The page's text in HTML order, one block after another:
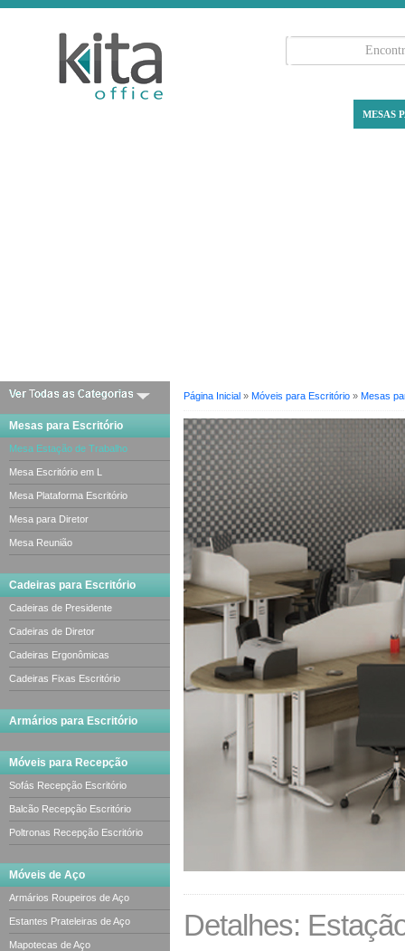
MESAS
Mesas para Escritório
Mesa Estação de Trabalho
Mesa Escritório em L
Mesa Plataforma Escritório
Mesa para Diretor
Mesa Reunião
Cadeiras para Escritório
Cadeiras de Presidente
Cadeiras de Diretor
Cadeiras Ergonômicas
Cadeiras Fixas Escritório
Armários para Escritório
Móveis para Recepção
Sofás Recepção Escritório
Balcão Recepção Escritório
Poltronas Recepção Escritório
Móveis de Aço
Armários Roupeiros de Aço
Estantes Prateleiras de Aço
Mapotecas de Aço
Página Inicial » Móveis para Escritório » Mesas
Detalhes: